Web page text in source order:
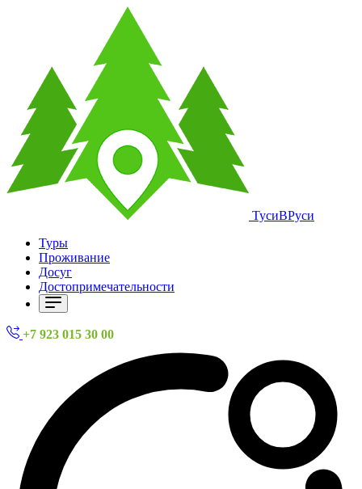
ТусиВРуси
Туры
Проживание
Досуг
Достопримечательности
+7 923 015 30 00